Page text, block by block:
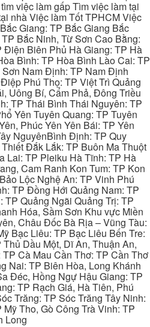
việc làm gấp Tìm việc làm tại
nhà Việc làm Tốt TPHCM Việc
Giang: TP Bắc Giang Bắc
Bắc Ninh, Từ Sơn Cao Bằng:
Biên Phủ Hà Giang: TP Hà
Bình: TP Hòa Bình Lào Cai: TP
Nam Định: TP Nam Định
Phú Thọ: TP Việt Trì Quảng
Uông Bí, Cẩm Phả, Đông Triều
TP Thái Bình Thái Nguyên: TP
Yên Tuyên Quang: TP Tuyên
Phúc Yên Yên Bái: TP Yên
NguyênBình Định: TP Quy
Đắk Lắk: TP Buôn Ma Thuột
Lai: TP Pleiku Hà Tĩnh: TP Hà
Cam Ranh Kon Tum: TP Kon
Lộc Nghệ An: TP Vinh Phú
TP Đồng Hới Quảng Nam: TP
TP Quảng Ngãi Quảng Trị: TP
Hóa, Sầm Sơn Khu vực Miền
Châu Đốc Bà Rịa – Vũng Tàu:
Bạc Liêu: TP Bạc Liêu Bến Tre:
Dầu Một, Dĩ An, Thuận An,
Cà Mau Cần Thơ: TP Cần Thơ
Nai: TP Biên Hòa, Long Khánh
Đéc, Hồng Ngự Hậu Giang: TP
TP Rạch Giá, Hà Tiên, Phú
Trăng: TP Sóc Trăng Tây Ninh:
Tho, Gò Công Trà Vinh: TP
Long